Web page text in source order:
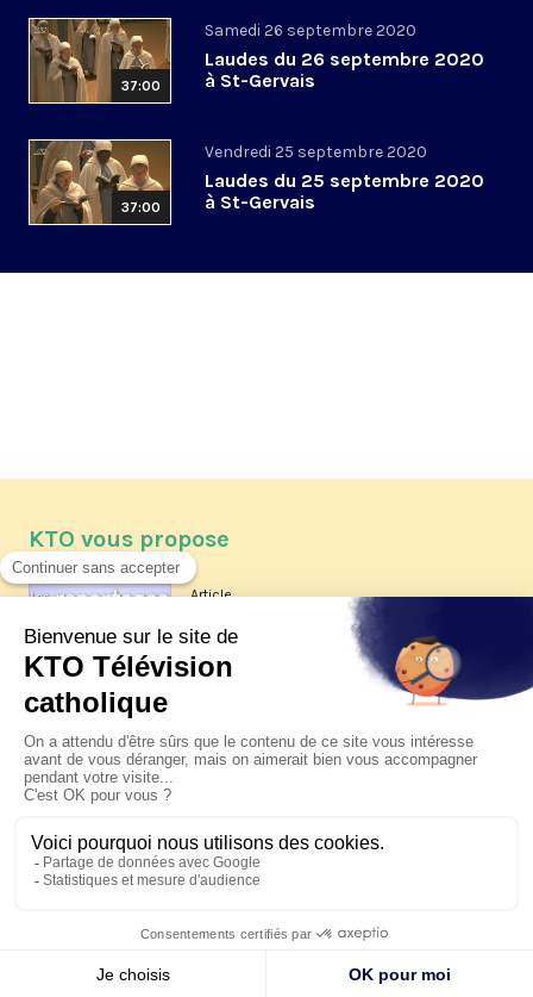
37:00
Samedi 26 septembre 2020
Laudes du 26 septembre 2020
à St-Gervais
37:00
Vendredi 25 septembre 2020
Laudes du 25 septembre 2020
à St-Gervais
KTO vous propose
Article
Les reportages d'été 2026 de KTO
La visite pastorale du pape Léon
XIV à Assise à suivre sur KTO le
jeudi 6 août
Le pape en Uruguay, Argentine et
Pérou du 6 au 17 novembre 2026
© KTO 2026 — Mentions légales